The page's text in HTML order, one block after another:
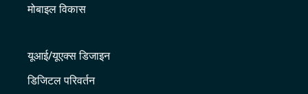
मोबाइल विकास
यूआई/यूएक्स डिजाइन
डिजिटल परिवर्तन